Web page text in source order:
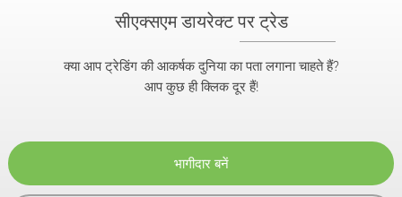
सीएक्सएम डायरेक्ट पर ट्रेड
क्या आप ट्रेडिंग की आकर्षक दुनिया का पता लगाना चाहते हैं?
आप कुछ ही क्लिक दूर हैं!
भागीदार बनें